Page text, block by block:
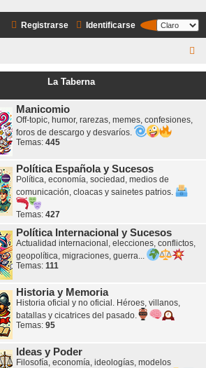
Identificarse
Registrarse
La Taberna
Manicomio
Off-topic, humor, rarezas, memes, confesiones,
foros de descargo y desvaríos.
Temas: 445
Política Española y Sucesos
Política, economía, sociedad, medios de
comunicación, cloacas y sainetes patrios.
Temas: 427
Política Internacional y Sucesos
Actualidad internacional, elecciones, conflictos,
geopolítica, migraciones, guerra...
Temas: 111
Historia y Memoria
Historia oficial y no oficial. Héroes, villanos,
batallas y cicatrices del pasado.
Temas: 95
Ideas y Poder
Filosofía, economía, ideologías, modelos